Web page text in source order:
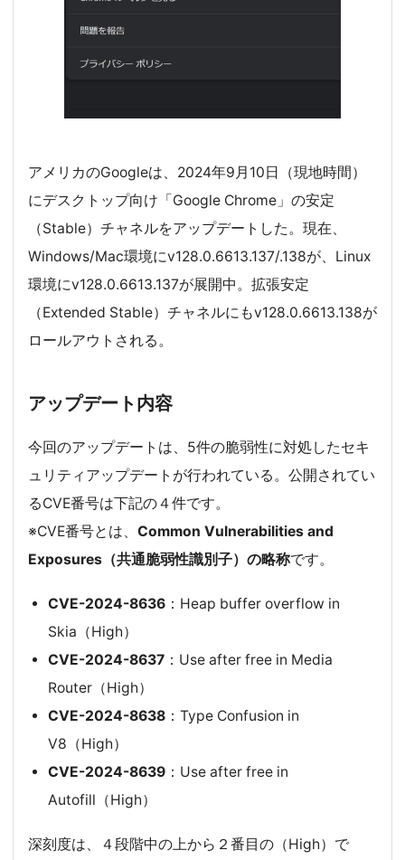
アメリカのGoogleは、2024年9月10日（現地時間）
にデスクトップ向け「Google Chrome」の安定
（Stable）チャネルをアップデートした。現在、
Windows/Mac環境にv128.0.6613.137/.138が、Linux
環境にv128.0.6613.137が展開中。拡張安定
（Extended Stable）チャネルにもv128.0.6613.138が
ロールアウトされる。
アップデート内容
今回のアップデートは、5件の脆弱性に対処したセキ
ュリティアップデートが行われている。公開されてい
るCVE番号は下記の４件です。
※CVE番号とは、 Common Vulnerabilities and
Exposures（共通脆弱性識別子）の略称です。
CVE-2024-8636：Heap buffer overflow in
Skia（High）
CVE-2024-8637：Use after free in Media
Router（High）
CVE-2024-8638：Type Confusion in
V8（High）
CVE-2024-8639：Use after free in
Autofill（High）
深刻度は、４段階中の上から２番目の（High）で